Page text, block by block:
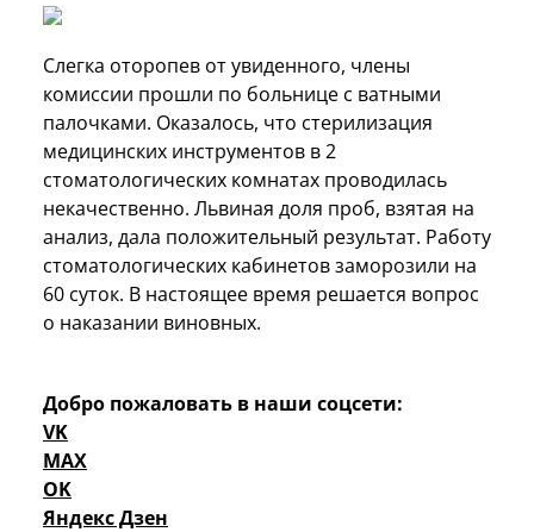
Слегка оторопев от увиденного, члены
комиссии прошли по больнице с ватными
палочками. Оказалось, что стерилизация
медицинских инструментов в 2
стоматологических комнатах проводилась
некачественно. Львиная доля проб, взятая на
анализ, дала положительный результат. Работу
стоматологических кабинетов заморозили на
60 суток. В настоящее время решается вопрос
о наказании виновных.
Добро пожаловать в наши соцсети:
VK
MAX
OK
Яндекс Дзен